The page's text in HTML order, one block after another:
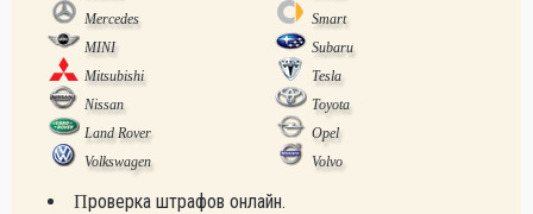
Mercedes
Smart
MINI
Subaru
Mitsubishi
Tesla
Nissan
Toyota
Land Rover
Opel
Volkswagen
Volvo
Проверка штрафов онлайн.